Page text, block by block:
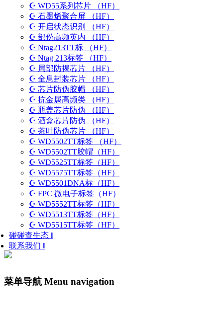
☪ WD55系列芯片 （HF）
☪ 石墨烯聚合屏 （HF）
☪ 开启状态识别 （HF）
☪ 部份高频英内 （HF）
☪ Ntag213TT标 （HF）
☪ Ntag 213标签 （HF）
☪ 局部防揭芯片 （HF）
☪ 全息封装芯片 （HF）
☪ 芯片防伪胶帽 （HF）
☪ 抗金属高频类 （HF）
☪ 瓶盖芯片防伪 （HF）
☪ 酒盒芯片防伪 （HF）
☪ 茶叶防伪芯片 （HF）
☪ WD5502TT标签 （HF）
☪ WD5502TT胶帽（HF）
☪ WD5525TT标签（HF）
☪ WD5575TT标签（HF）
☪ WD5501DNA标（HF）
☪ FPC 微电子标签（HF）
☪ WD5552TT标签（HF）
☪ WD5513TT标签（HF）
☪ WD5515TT标签（HF）
碰碰查生态 ‖
联系我们 ‖
菜单导航 Menu navigation